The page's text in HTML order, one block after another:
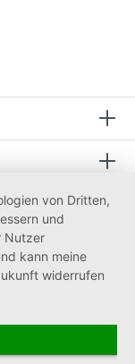
von Dritten,
und
Nutzer
kann meine
widerrufen